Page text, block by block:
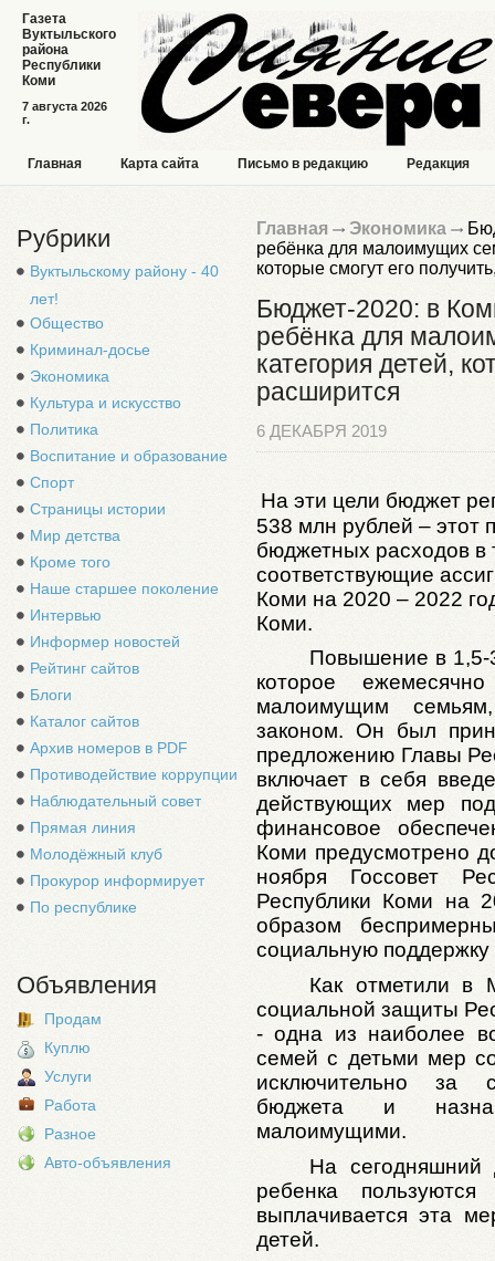
7 августа 2026
г.
Газета
Вуктыльского
района
Республики
Коми
Главная Карта сайта Письмо в редакцию Редакция
Рубрики
Вуктыльскому району - 40
лет!
Общество
Криминал-досье
Экономика
Культура и искусство
Политика
Воспитание и образование
Спорт
Страницы истории
Мир детства
Кроме того
Наше старшее поколение
Интервью
Информер новостей
Рейтинг сайтов
Блоги
Каталог сайтов
Архив номеров в PDF
Противодействие коррупции
Наблюдательный совет
Прямая линия
Молодёжный клуб
Прокурор информирует
По республике
Объявления
Продам
Куплю
Услуги
Работа
Разное
Авто-объявления
Главная Экономика
ребёнка для малоимущих
которые смогут его
Бюджет-2020: в
ребёнка для
категория детей,
расширится
6 ДЕКАБРЯ 2019
На эти цели бюджет
538 млн рублей – этот
бюджетных расходов в
соответствующие
Коми на 2020 – 2022
Коми.
Повышение в 1,5-
которое
малоимущим
законом. Он был
предложению Главы
включает в себя
действующих мер
финансовое
Коми предусмотрено
ноября Госсовет
Республики Коми на
образом
социальную
Как отметили в
социальной защиты
- одна из наиболее
семей с детьми мер
исключительно за
бюджета и
малоимущими.
На
ребенка
выплачивается эта
детей.